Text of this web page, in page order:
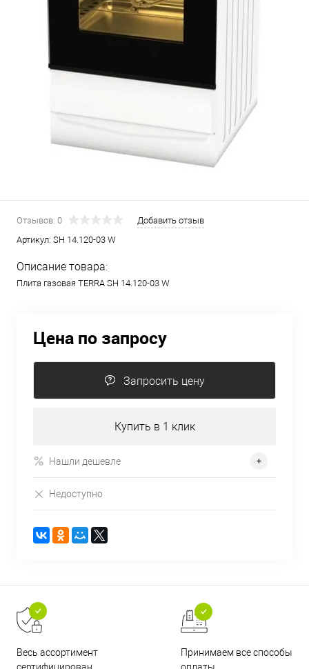
Отзывов: 0
Добавить отзыв
Артикул: SH 14.120-03 W
Описание товара:
Плита газовая TERRA SH 14.120-03 W
Цена по запросу
Запросить цену
Купить в 1 клик
Нашли дешевле
Недоступно
Весь ассортимент
Принимаем все способы
оплаты